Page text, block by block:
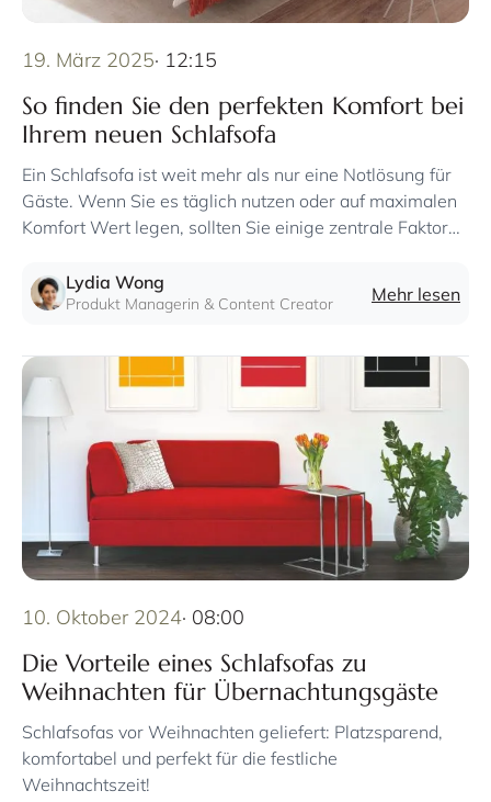
19. März 2025· 12:15
So finden Sie den perfekten Komfort bei
Ihrem neuen Schlafsofa
Ein Schlafsofa ist weit mehr als nur eine Notlösung für
Gäste. Wenn Sie es täglich nutzen oder auf maximalen
Komfort Wert legen, sollten Sie einige zentrale Faktoren
Lydia Wong
Produkt Managerin & Content Creator Mehr lesen
10. Oktober 2024· 08:00
Die Vorteile eines Schlafsofas zu
Weihnachten für Übernachtungsgäste
Schlafsofas vor Weihnachten geliefert: Platzsparend,
komfortabel und perfekt für die festliche
Weihnachtszeit!